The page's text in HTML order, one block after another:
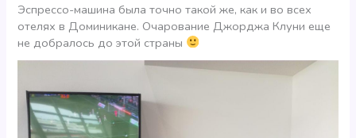
Эспрессо-машина была точно такой же, как и во всех
отелях в Доминикане. Очарование Джорджа Клуни еще
не добралось до этой страны